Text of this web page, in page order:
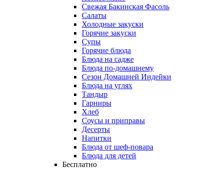
Свежая Бакинская Фасоль
Салаты
Холодные закуски
Горячие закуски
Супы
Горячие блюда
Блюда на садже
Блюда по-домашнему
Сезон Домашней Индейки
Блюда на углях
Тандыр
Гарниры
Хлеб
Соусы и приправы
Десерты
Напитки
Блюда от шеф-повара
Блюда для детей
Бесплатно